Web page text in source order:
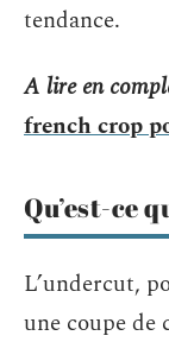
tendance.
A lire en
french crop
Qu’est-ce
L’undercut,
une coupe